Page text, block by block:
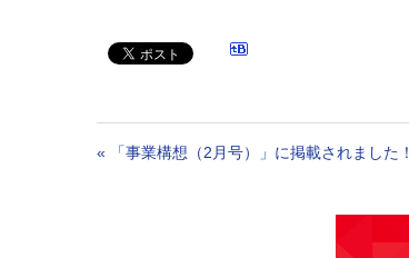
« 「事業構想（2月号）」に掲載されました！